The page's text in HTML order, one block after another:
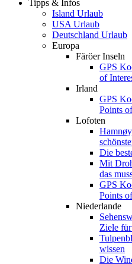
Tipps & Infos
Island Urlaub
USA Urlaub
Deutschland Urlaub
Europa
Färöer Inseln
GPS
of
Irland
GPS
Points
Lofoten
Die
Mit
das
GPS
Points
Niederlande
Ziele
wissen
Die